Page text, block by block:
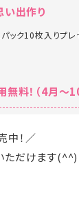
い出作り
ック10枚入りプレ
料！（4月～
中！／
ただけます